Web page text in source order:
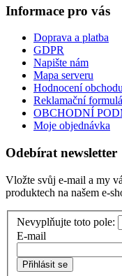
Informace pro vás
Doprava a platba
GDPR
Napište nám
Mapa serveru
Hodnocení obchodu
Reklamační
OBCHODNÍ
Moje objednávka
Odebírat newsletter
Vložte svůj e-mail a my
produktech na našem e-
Nevyplňujte toto pole:
E-mail
Přihlásit se